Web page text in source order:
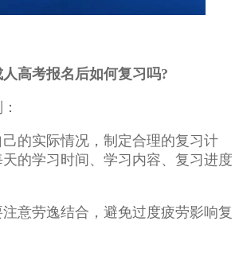
人高考报名后如何复习吗?
实际情况，制定合理的复习计
的学习时间、学习内容、复习进度
劳逸结合，避免过度疲劳影响复